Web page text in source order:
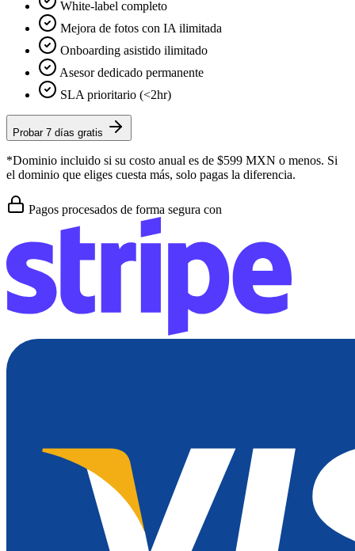
White-label completo
Mejora de fotos con IA ilimitada
Onboarding asistido ilimitado
Asesor dedicado permanente
SLA prioritario (<2hr)
Probar 7 días gratis
*Dominio incluido si su costo anual es de $599 MXN o menos. Si
el dominio que eliges cuesta más, solo pagas la diferencia.
Pagos procesados de forma segura con